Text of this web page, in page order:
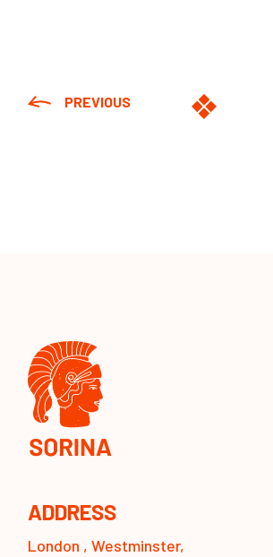
PREVIOUS
ADDRESS
London , Westminster,